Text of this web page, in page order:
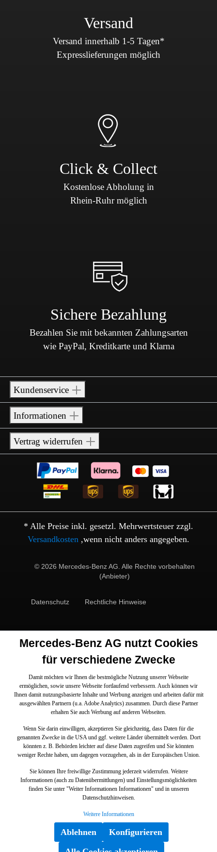
Versand
Versand innerhalb 1-5 Tagen*
Expresslieferungen möglich
Click & Collect
Kostenlose Abholung in
Rhein-Ruhr möglich
Sichere Bezahlung
Bezahlen Sie mit bekannten Zahlungsarten
wie PayPal, Kreditkarte und Klarna
Kundenservice
Informationen
Vertrag widerrufen
* Alle Preise inkl. gesetzl. Mehrwertsteuer zzgl.
Versandkosten ,wenn nicht anders angegeben.
© 2026 Mercedes-Benz AG. Alle Rechte vorbehalten
(Anbieter)
Datenschutz Rechtliche Hinweise
Mercedes-Benz AG nutzt Cookies
für verschiedene Zwecke
Damit möchten wir Ihnen die bestmögliche Nutzung unserer Webseite
ermöglichen, sowie unsere Webseite fortlaufend verbessern. Auch können wir
Ihnen damit nutzungsbasierte Inhalte und Werbung anzeigen und arbeiten dafür mit
ausgewählten Partnern (u.a. Adobe Analytics) zusammen. Durch diese Partner
erhalten Sie auch Werbung auf anderen Webseiten.
Wenn Sie darin einwilligen, akzeptieren Sie gleichzeitig, dass Daten für die
genannten Zwecke in die USA und ggf. weitere Länder übermittelt werden. Dort
könnten z. B. Behörden leichter auf diese Daten zugreifen und Sie könnten
weniger Rechte haben, um dagegen vorzugehen, als in der Europäischen Union.
Sie können Ihre freiwillige Zustimmung jederzeit widerrufen. Weitere
Informationen (auch zu Datenübermittlungen) und Einstellungsmöglichkeiten
finden Sie unter "Weiter Informationen Informationen" und in unseren
Datenschutzhinweisen.
Weitere Informationen
Ablehnen
Konfigurieren